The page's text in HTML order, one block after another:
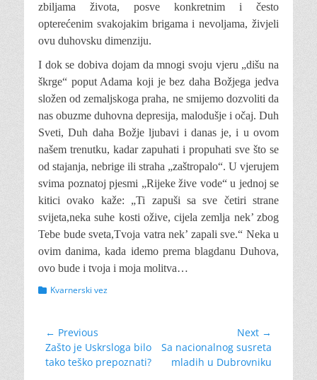
zbiljama života, posve konkretnim i često
opterećenim svakojakim brigama i nevoljama, živjeli
ovu duhovsku dimenziju.
I dok se dobiva dojam da mnogi svoju vjeru „dišu na
škrge“ poput Adama koji je bez daha Božjega jedva
složen od zemaljskoga praha, ne smijemo dozvoliti da
nas obuzme duhovna depresija, malodušje i očaj. Duh
Sveti, Duh daha Božje ljubavi i danas je, i u ovom
našem trenutku, kadar zapuhati i propuhati sve što se
od stajanja, nebrige ili straha „zaštropalo“. U vjerujem
svima poznatoj pjesmi „Rijeke žive vode“ u jednoj se
kitici ovako kaže: „Ti zapuši sa sve četiri strane
svijeta,neka suhe kosti ožive, cijela zemlja nek’ zbog
Tebe bude sveta,Tvoja vatra nek’ zapali sve.“ Neka u
ovim danima, kada idemo prema blagdanu Duhova,
ovo bude i tvoja i moja molitva…
Categories
Kvarnerski vez
Navigacija
objava
← Previous
Previous
post:
Zašto je Uskrsloga bilo
tako teško prepoznati?
Next →
Next
post:
Sa nacionalnog susreta
mladih u Dubrovniku